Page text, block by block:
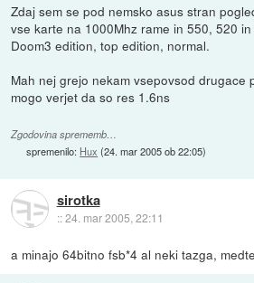
Zdaj sem se pod nemsko asus stran
vse karte na 1000Mhz rame in 550, 520
Doom3 edition, top edition, normal.
Mah nej grejo nekam vsepovsod drugace
mogo verjet da so res 1.6ns
Zgodovina sprememb…
spremenilo: Hux (24. mar 2005 ob 22:05)
sirotka
::24. mar 2005, 22:11
a minajo 64bitno fsb*4 al neki tazga,